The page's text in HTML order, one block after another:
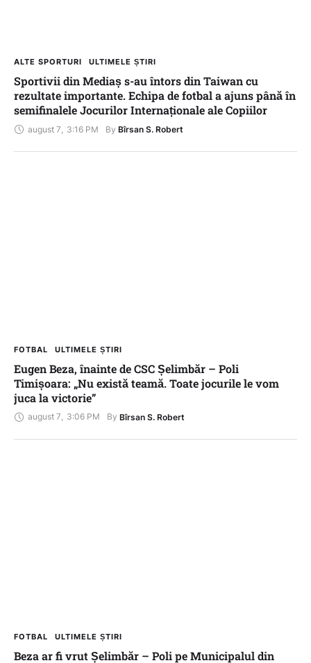
ALTE SPORTURI ULTIMELE ȘTIRI
Sportivii din Mediaș s-au întors din Taiwan cu
rezultate importante. Echipa de fotbal a ajuns până în
semifinalele Jocurilor Internaționale ale Copiilor
august 7 3:16 PM By Bîrsan S. Robert
FOTBAL ULTIMELE ȘTIRI
Eugen Beza, înainte de CSC Șelimbăr – Poli
Timișoara: „Nu există teamă. Toate jocurile le vom
juca la victorie”
august 7, 3:06 PM By Bîrsan S. Robert
FOTBAL ULTIMELE ȘTIRI
Beza ar fi vrut Șelimbăr – Poli pe Municipalul din